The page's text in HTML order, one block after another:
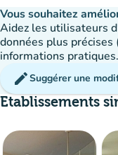
Vous souhaitez
Aidez les utilisateurs
données plus
informations
editSuggérer une
Etablissements